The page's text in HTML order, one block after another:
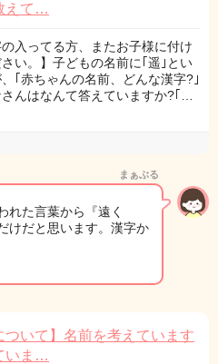
えて…
の入ってる方、またお子様に付け
い。】子どもの名前に｢遥｣とい
｢赤ちゃんの名前、どんな漢字?｣
んはなんて答えていますか?｢…
まぁぶる
れた言葉から『遠く
けだと思います。漢字か
ついて】名前を考えています
いま…